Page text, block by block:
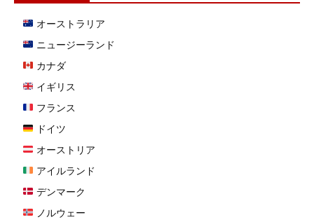
オーストラリア
ニュージーランド
カナダ
イギリス
フランス
ドイツ
オーストリア
アイルランド
デンマーク
ノルウェー